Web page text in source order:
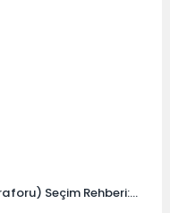
Seçim Rehberi: